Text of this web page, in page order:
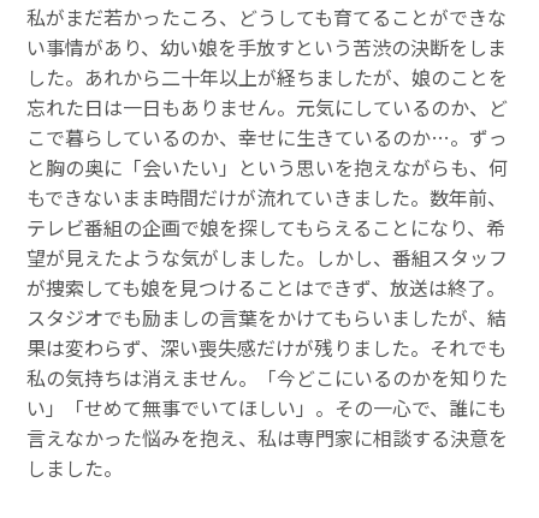
私がまだ若かったころ、どうしても育てることができな
い事情があり、幼い娘を手放すという苦渋の決断をしま
した。あれから二十年以上が経ちましたが、娘のことを
忘れた日は一日もありません。元気にしているのか、ど
こで暮らしているのか、幸せに生きているのか…。ずっ
と胸の奥に「会いたい」という思いを抱えながらも、何
もできないまま時間だけが流れていきました。数年前、
テレビ番組の企画で娘を探してもらえることになり、希
望が見えたような気がしました。しかし、番組スタッフ
が捜索しても娘を見つけることはできず、放送は終了。
スタジオでも励ましの言葉をかけてもらいましたが、結
果は変わらず、深い喪失感だけが残りました。それでも
私の気持ちは消えません。「今どこにいるのかを知りた
い」「せめて無事でいてほしい」。その一心で、誰にも
言えなかった悩みを抱え、私は専門家に相談する決意を
しました。